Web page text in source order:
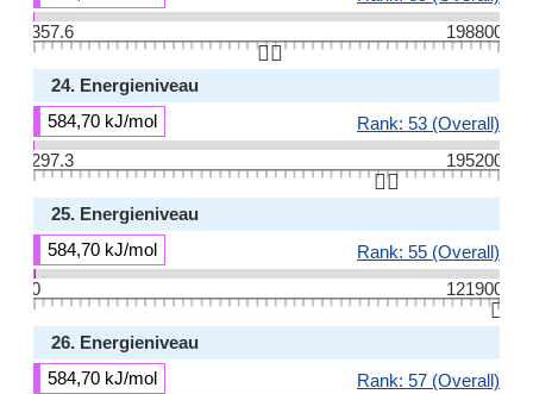
357.6
198800
👆🏻
24. Energieniveau
584,70 kJ/mol
Rank: 53 (Overall)
297.3
195200
👆🏻
25. Energieniveau
584,70 kJ/mol
Rank: 55 (Overall)
0
121900
👆🏻
26. Energieniveau
584,70 kJ/mol
Rank: 57 (Overall)